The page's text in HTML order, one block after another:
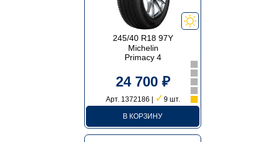
245/40 R18 97Y
Michelin
Primacy 4
24 700 ₽
Арт. 1372186 | ✓ 9 шт.
В КОРЗИНУ